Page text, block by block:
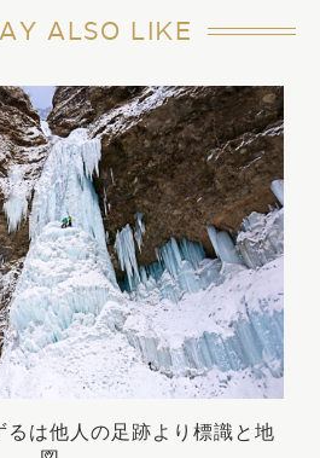
ALSO LIKE
るは他人の足跡より標識と地